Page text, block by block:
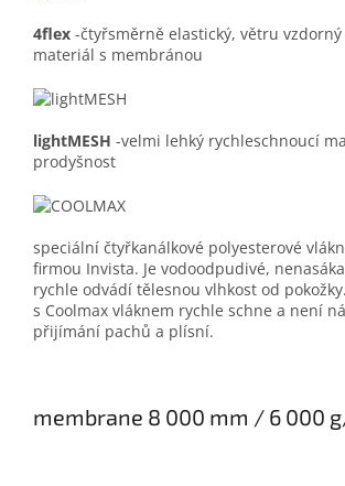
4flex -čtyřsměrně elastický, větru
materiál s membránou
lightMESH -velmi lehký rychleschnoucí
prodyšnost
speciální čtyřkanálkové polyesterové
firmou Invista. Je vodoodpudivé,
rychle odvádí tělesnou vlhkost od
s Coolmax vláknem rychle schne a není
přijímání pachů a plísní.
membrane 8 000 mm / 6 000